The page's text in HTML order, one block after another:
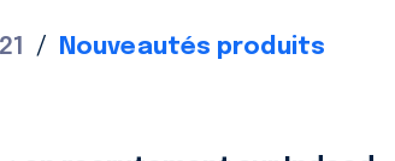
/ Nouveautés produits